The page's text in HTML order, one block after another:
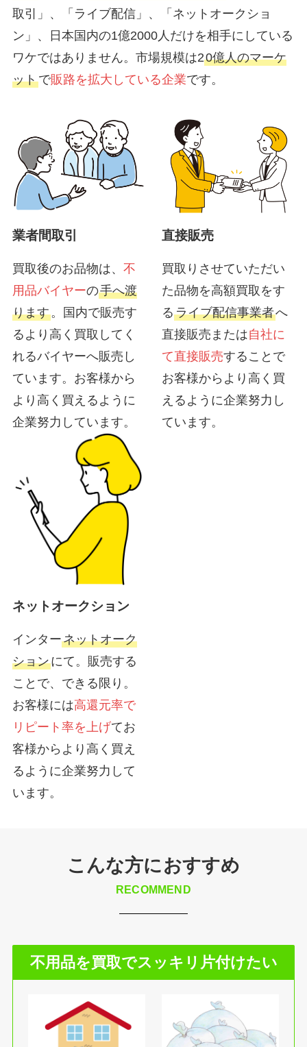
取引」、「ライブ配信」、「ネットオークショ
ン」、日本国内の1億2000人だけを相手にしている
ワケではありません。市場規模は20億人のマーケ
ットで販路を拡大している企業です。
業者間取引
買取後のお品物は、 不
用品バイヤーの手へ渡
ります。国内で販売す
るより高く買取してく
れるバイヤーへ販売し
ています。お客様から
より高く買えるように
企業努力しています。
直接販売
買取りさせていただい
た品物を高額買取をす
るライブ配信事業者へ
直接販売または自社に
て直接販売することで
お客様からより高く買
えるように企業努力し
ています。
ネットオークション
インターネットオーク
ションにて。販売する
ことで、できる限り。
お客様には高還元率で
リピート率を上げてお
客様からより高く買え
るように企業努力して
います。
こんな方におすすめ
RECOMMEND
不用品を買取でスッキリ片付けたい